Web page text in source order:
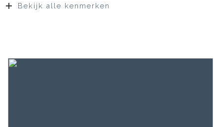
Ligging
Aan rustige weg, aan water,
Wonen
Bekijk alle kenmerken